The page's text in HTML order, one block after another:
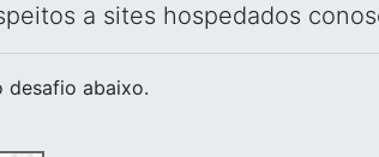
a sites hospedados
desafio abaixo.